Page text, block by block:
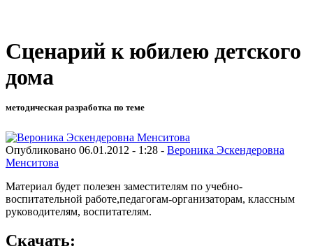
Сценарий к юбилею детского
дома
методическая разработка по теме
Опубликовано 06.01.2012 - 1:28 - Вероника Эскендеровна
Менситова
Материал будет полезен заместителям по учебно-
воспитательной работе,педагогам-организаторам, классным
руководителям, воспитателям.
Скачать: